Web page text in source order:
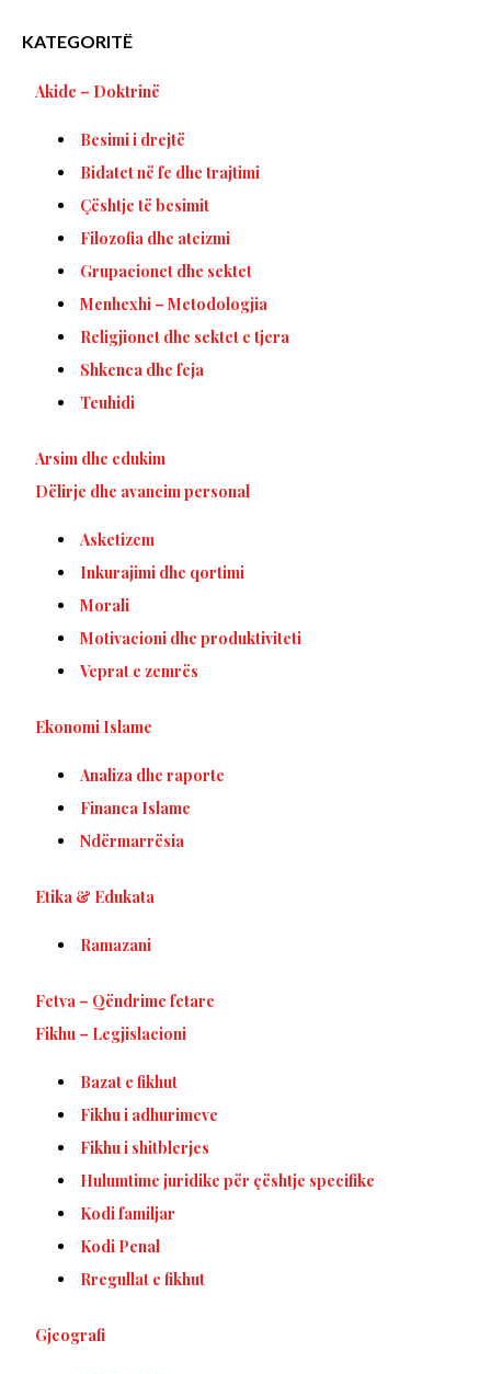
KATEGORITË
Akide – Doktrinë
Besimi i drejtë
Bidatet në fe dhe trajtimi
Çështje të besimit
Filozofia dhe ateizmi
Grupacionet dhe sektet
Menhexhi – Metodologjia
Religjionet dhe sektet e tjera
Shkenca dhe feja
Teuhidi
Arsim dhe edukim
Dëlirje dhe avancim personal
Asketizem
Inkurajimi dhe qortimi
Morali
Motivacioni dhe produktiviteti
Veprat e zemrës
Ekonomi Islame
Analiza dhe raporte
Financa Islame
Ndërmarrësia
Etika & Edukata
Ramazani
Fetva – Qëndrime fetare
Fikhu – Legjislacioni
Bazat e fikhut
Fikhu i adhurimeve
Fikhu i shitblerjes
Hulumtime juridike për çështje specifike
Kodi familjar
Kodi Penal
Rregullat e fikhut
Gjeografi